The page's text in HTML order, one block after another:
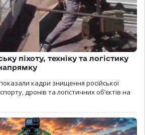
піхоту, техніку та логістику
кадри знищення російської
дронів та логістичних об’єктів на